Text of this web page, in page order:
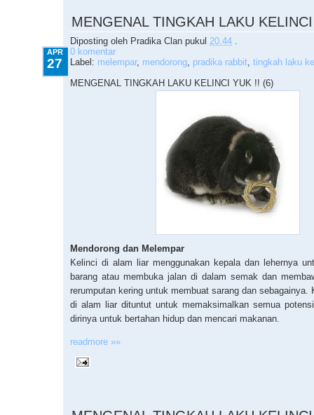
MENGENAL TINGKAH LAKU
Diposting oleh Pradika Clan pukul 20.44 .
APR
27
0 komentar
Label: melempar, mendorong, pradika rabbit, tingkah laku
MENGENAL TINGKAH LAKU KELINCI YUK !! (6)
Mendorong dan Melempar
Kelinci di alam liar menggunakan kepala dan lehernya
barang atau membuka jalan di dalam semak dan
rerumputan kering untuk membuat sarang dan sebagainya.
di alam liar dituntut untuk memaksimalkan semua
dirinya untuk bertahan hidup dan mencari makanan.
readmore »»